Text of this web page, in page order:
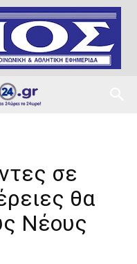
σε
θα
Νέους